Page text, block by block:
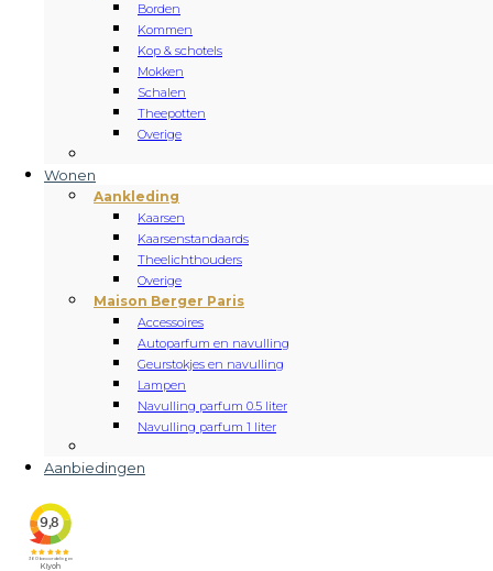
Borden
Kommen
Kop & schotels
Mokken
Schalen
Theepotten
Overige
Wonen
Aankleding
Kaarsen
Kaarsenstandaards
Theelichthouders
Overige
Maison Berger Paris
Accessoires
Autoparfum en navulling
Geurstokjes en navulling
Lampen
Navulling parfum 0.5 liter
Navulling parfum 1 liter
Aanbiedingen